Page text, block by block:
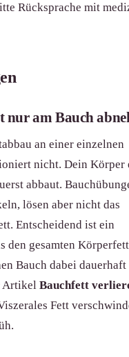
Rücksprache mit
nur am Bauch
an einer einzelnen
nicht. Dein Körper
abbaut.
lösen aber nicht das
Entscheidend ist ein
den gesamten
Bauch dabei
Artikel Bauchfett
Fett